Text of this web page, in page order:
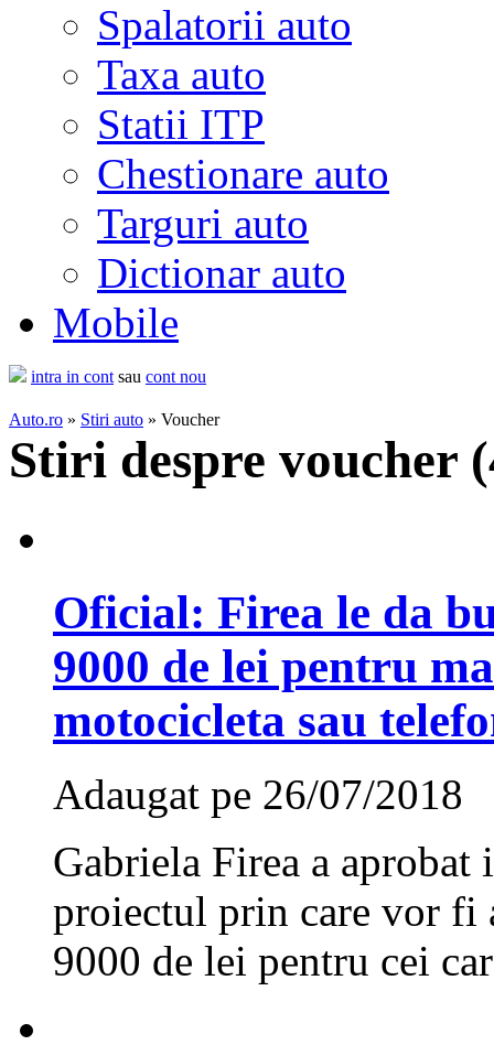
Spalatorii auto
Taxa auto
Statii ITP
Chestionare auto
Targuri auto
Dictionar auto
Mobile
intra in cont sau cont nou
Auto.ro » Stiri auto » Voucher
Stiri despre voucher (
Oficial: Firea le da
9000 de lei pentru
motocicleta sau
Adaugat pe 26/07/2018
Gabriela Firea a
proiectul prin care vor fi
9000 de lei pentru cei